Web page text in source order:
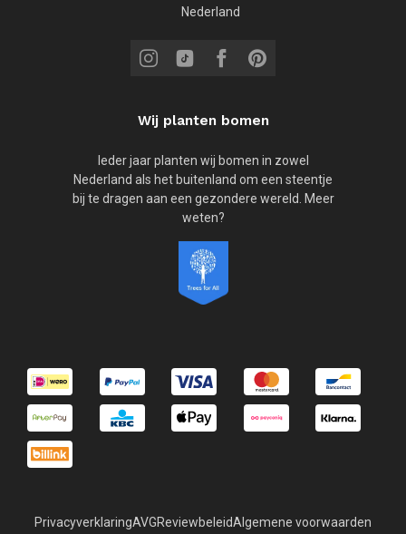
Nederland
Wij planten bomen
Ieder jaar planten wij bomen in zowel
Nederland als het buitenland om een steentje
bij te dragen aan een gezondere wereld. Meer
weten?
PrivacyverklaringAVGReviewbeleidAlgemene voorwaarden